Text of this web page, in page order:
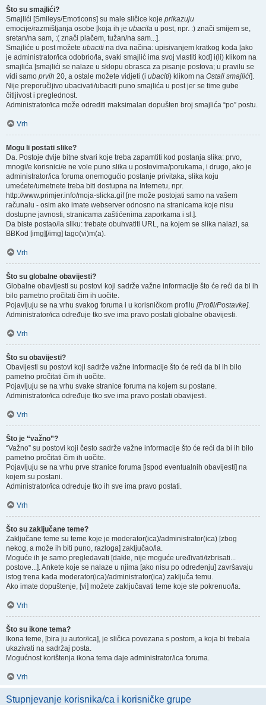
Što su smajlići?
Smajlići [Smileys/Emoticons] su male sličice koje prikazuju
emocije/razmišljanja osobe [koja ih je ubacila u post, npr. :) znači smijem se,
sretan/na sam, :( znači plačem, tužan/na sam...].
Smajliće u post možete ubaciti na dva načina: upisivanjem kratkog koda [ako
je administrator/ica odobrio/la, svaki smajlić ima svoj vlastiti kod] i(li) klikom na
smajlića [smajlići se nalaze u sklopu obrasca za pisanje postova; u pravilu se
vidi samo prvih 20, a ostale možete vidjeti (i ubaciti) klikom na Ostali smajlići].
Nije preporučljivo ubacivati/ubaciti puno smajlića u post jer se time gube
čitljivost i preglednost.
Administrator/ica može odrediti maksimalan dopušten broj smajlića “po” postu.
Vrh
Mogu li postati slike?
Da. Postoje dvije bitne stvari koje treba zapamtiti kod postanja slika: prvo,
mnogi/e korisnici/e ne vole puno slika u postovima/porukama, i drugo, ako je
administrator/ica foruma onemogućio postanje privitaka, slika koju
umećete/umetnete treba biti dostupna na Internetu, npr.
http://www.primjer.info/moja-slicka.gif [ne može postojati samo na vašem
računalu - osim ako imate webserver odnosno na stranicama koje nisu
dostupne javnosti, stranicama zaštićenima zaporkama i sl.].
Da biste postao/la sliku: trebate obuhvatiti URL, na kojem se slika nalazi, sa
BBKod [img][/img] tago(vi)m(a).
Vrh
Što su globalne obavijesti?
Globalne obavijesti su postovi koji sadrže važne informacije što će reći da bi ih
bilo pametno pročitati čim ih uočite.
Pojavljuju se na vrhu svakog foruma i u korisničkom profilu [Profil/Postavke].
Administrator/ica određuje tko sve ima pravo postati globalne obavijesti.
Vrh
Što su obavijesti?
Obavijesti su postovi koji sadrže važne informacije što će reći da bi ih bilo
pametno pročitati čim ih uočite.
Pojavljuju se na vrhu svake stranice foruma na kojem su postane.
Administrator/ica određuje tko sve ima pravo postati obavijesti.
Vrh
Što je “važno”?
“Važno” su postovi koji često sadrže važne informacije što će reći da bi ih bilo
pametno pročitati čim ih uočite.
Pojavljuju se na vrhu prve stranice foruma [ispod eventualnih obavijesti] na
kojem su postani.
Administrator/ica određuje tko ih sve ima pravo postati.
Vrh
Što su zaključane teme?
Zaključane teme su teme koje je moderator(ica)/administrator(ica) [zbog
nekog, a može ih biti puno, razloga] zaključao/la.
Moguće ih je samo pregledavati [dakle, nije moguće uređivati/izbrisati...
postove...]. Ankete koje se nalaze u njima [ako nisu po određenju] završavaju
istog trena kada moderator(ica)/administrator(ica) zaključa temu.
Ako imate dopuštenje, [vi] možete zaključavati teme koje ste pokrenuo/la.
Vrh
Što su ikone tema?
Ikona teme, [bira ju autor/ica], je sličica povezana s postom, a koja bi trebala
ukazivati na sadržaj posta.
Mogućnost korištenja ikona tema daje administrator/ica foruma.
Vrh
Stupnjevanje korisnika/ca i korisničke grupe